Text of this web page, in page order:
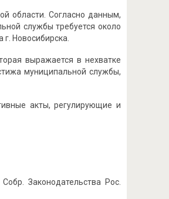
области. Согласно данным,
службы требуется около
Новосибирска.
выражается в нехватке
муниципальной службы,
акты, регулирующие и
Законодательства Рос.